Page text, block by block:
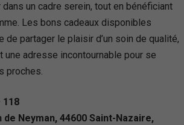
dans un cadre serein, tout en bénéficiant
Les bons cadeaux disponibles
de partager le plaisir d’un soin de qualité,
adresse incontournable pour se
proches.
118
Neyman, 44600 Saint-Nazaire,